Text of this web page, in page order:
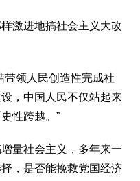
激进地搞社会主义大改
带领人民创造性完成社
，中国人民不仅站起来
性跨越。”
量社会主义，多年来一
，是否能挽救党国经济